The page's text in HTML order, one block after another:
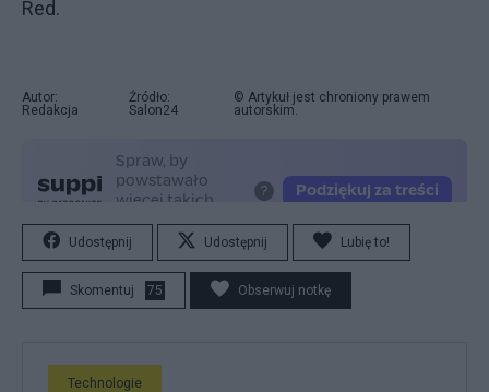
Red.
Autor:
Redakcja
Źródło:
Salon24
© Artykuł jest chroniony prawem
autorskim.
Udostępnij Udostępnij Lubię to!
Skomentuj 75 Obserwuj notkę
Technologie